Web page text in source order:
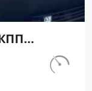
по цене
№27494
км.